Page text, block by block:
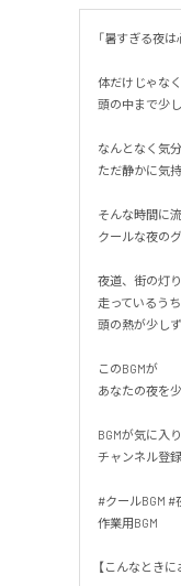
「暑すぎる夜
体だけじゃな
頭の中まで少
なんとなく気
ただ静かに気
そんな時間に
クールな夜の
夜道、街の灯
走っているうち
頭の熱が少し
このBGMが
あなたの夜を
BGMが気に入
チャンネル登
#クールBGM
作業用BGM
【こんなときに